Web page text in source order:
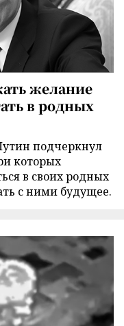
желание
в родных
подчеркнул
которых
в своих родных
с ними будущее.